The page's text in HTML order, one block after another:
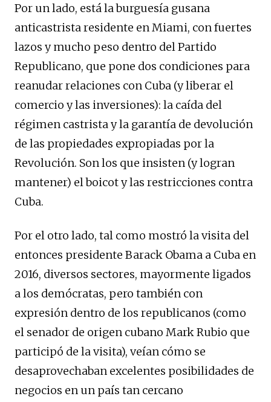
Por un lado, está la burguesía gusana
anticastrista residente en Miami, con fuertes
lazos y mucho peso dentro del Partido
Republicano, que pone dos condiciones para
reanudar relaciones con Cuba (y liberar el
comercio y las inversiones): la caída del
régimen castrista y la garantía de devolución
de las propiedades expropiadas por la
Revolución. Son los que insisten (y logran
mantener) el boicot y las restricciones contra
Cuba.
Por el otro lado, tal como mostró la visita del
entonces presidente Barack Obama a Cuba en
2016, diversos sectores, mayormente ligados
a los demócratas, pero también con
expresión dentro de los republicanos (como
el senador de origen cubano Mark Rubio que
participó de la visita), veían cómo se
desaprovechaban excelentes posibilidades de
negocios en un país tan cercano